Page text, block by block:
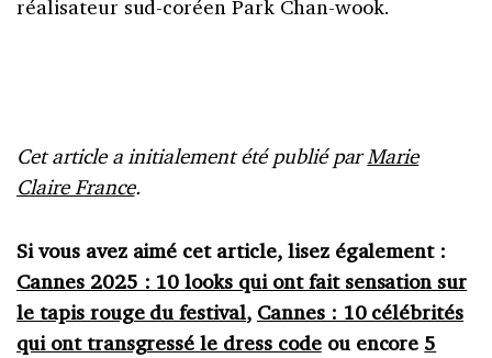
réalisateur sud-coréen Park Chan-wook.
Cet article a initialement été publié parMarie
Claire France.
Si vous avez aimé cet article, lisez également :
Cannes 2025 : 10 looks qui ont fait sensation sur
le tapis rouge du festival, Cannes : 10 célébrités
qui ont transgressé le dress codeou encore 5